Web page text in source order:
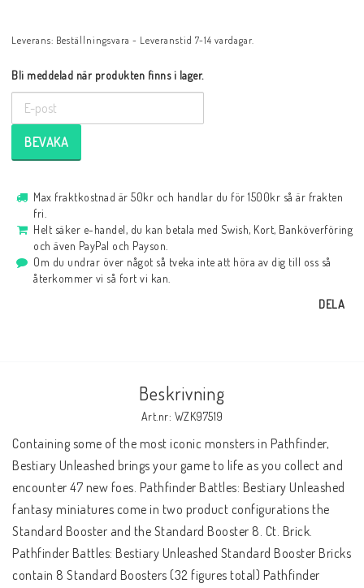
Leverans: Beställningsvara - Leveranstid 7-14 vardagar.
Bli meddelad när produkten finns i lager.
BEVAKA
Max fraktkostnad är 50kr och handlar du för 1500kr så är frakten
fri.
Helt säker e-handel, du kan betala med Swish, Kort, Banköverföring
och även PayPal och Payson.
Om du undrar över något så tveka inte att höra av dig till oss så
återkommer vi så fort vi kan.
DELA
Beskrivning
Art.nr: WZK97519
Containing some of the most iconic monsters in Pathfinder,
Bestiary Unleashed brings your game to life as you collect and
encounter 47 new foes. Pathfinder Battles: Bestiary Unleashed
fantasy miniatures come in two product configurations the
Standard Booster and the Standard Booster 8. Ct. Brick.
Pathfinder Battles: Bestiary Unleashed Standard Booster Bricks
contain 8 Standard Boosters (32 figures total) Pathfinder